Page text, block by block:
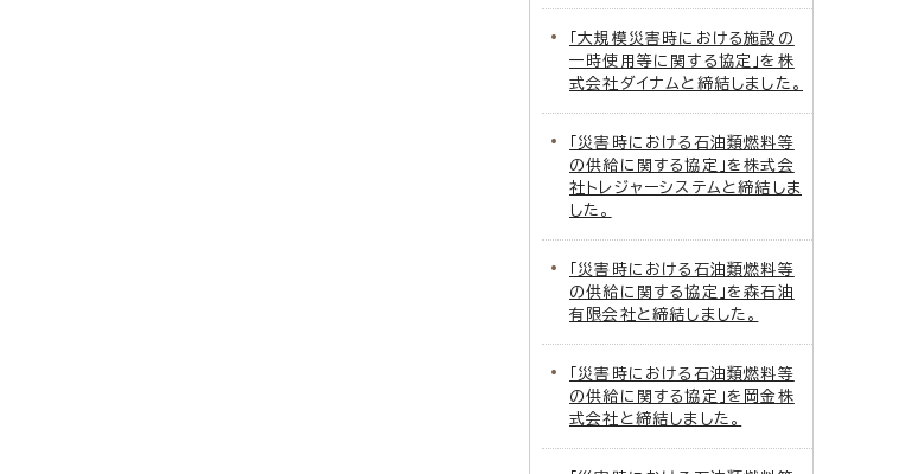
「大規模災害時における施設の
一時使用等に関する協定」を株
式会社ダイナムと締結しました。
「災害時における石油類燃料等
の供給に関する協定」を株式会
社トレジャーシステムと締結しま
した。
「災害時における石油類燃料等
の供給に関する協定」を森石油
有限会社と締結しました。
「災害時における石油類燃料等
の供給に関する協定」を岡金株
式会社と締結しました。